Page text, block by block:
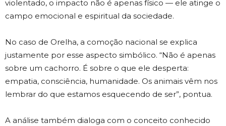
violentado, o impacto não é apenas físico — ele atinge o
campo emocional e espiritual da sociedade.
No caso de Orelha, a comoção nacional se explica
justamente por esse aspecto simbólico. “Não é apenas
sobre um cachorro. É sobre o que ele desperta:
empatia, consciência, humanidade. Os animais vêm nos
lembrar do que estamos esquecendo de ser”, pontua.
A análise também dialoga com o conceito conhecido